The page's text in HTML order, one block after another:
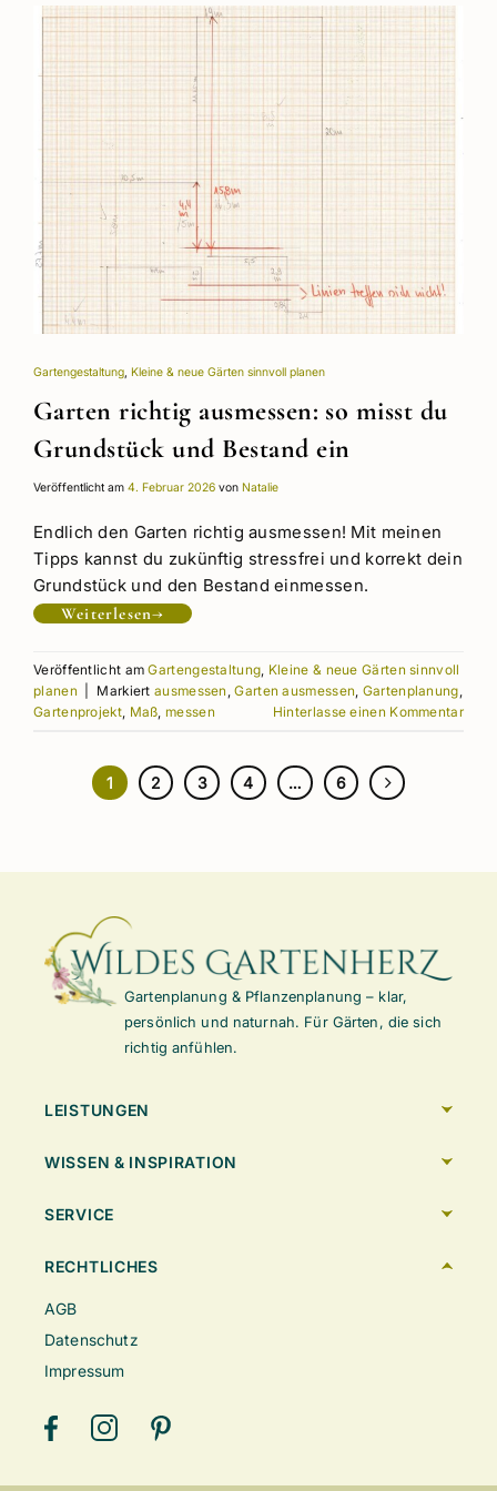
Gartengestaltung, Kleine & neue Gärten sinnvoll planen
Garten richtig ausmessen: so misst du
Grundstück und Bestand ein
Veröffentlicht am 4. Februar 2026 von Natalie
Endlich den Garten richtig ausmessen! Mit meinen
Tipps kannst du zukünftig stressfrei und korrekt dein
Grundstück und den Bestand einmessen.
Weiterlesen→
Veröffentlicht amGartengestaltung Kleine & neue Gärten sinnvoll
planen
Markiertausmessen ,Garten ausmessen Gartenplanung
Gartenprojekt, Maß ,messen Hinterlasse einen Kommentar
1 2 3 4 … 6
Gartenplanung & Pflanzenplanung – klar,
persönlich und naturnah. Für Gärten, die sich
richtig anfühlen.
LEISTUNGEN
WISSEN & INSPIRATION
SERVICE
RECHTLICHES
AGB
Datenschutz
Impressum